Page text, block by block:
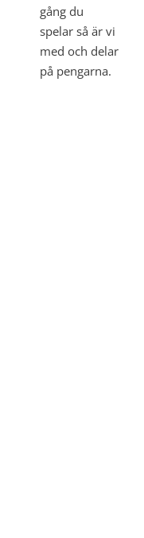
gång du
spelar så är vi
med och delar
på pengarna.